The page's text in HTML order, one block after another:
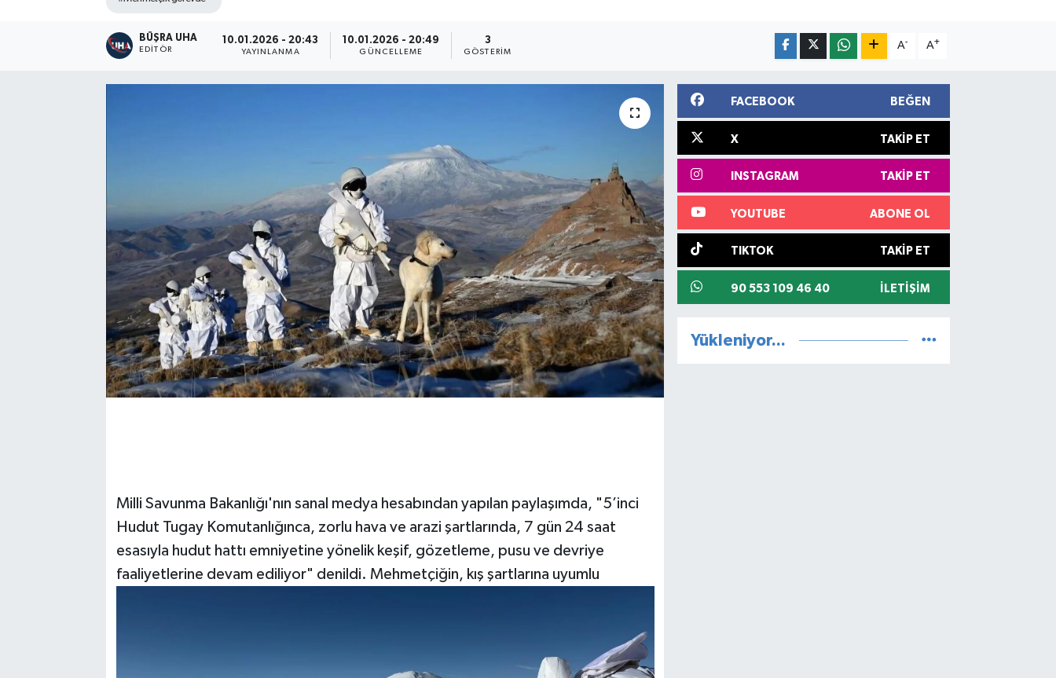
BÜŞRA UHA
EDITÖR
10.01.2026 - 20:43
YAYINLANMA
10.01.2026 - 20:49
GÜNCELLEME
3
GÖSTERIM
A- A+
Milli Savunma Bakanlığı'nın sanal medya hesabından yapılan paylaşımda, "5’inci
Hudut Tugay Komutanlığınca, zorlu hava ve arazi şartlarında, 7 gün 24 saat
esasıyla hudut hattı emniyetine yönelik keşif, gözetleme, pusu ve devriye
faaliyetlerine devam ediliyor" denildi. Mehmetçiğin, kış şartlarına uyumlu
FACEBOOK BEĞEN
X TAKIP ET
INSTAGRAM TAKIP ET
YOUTUBE ABONE OL
TIKTOK TAKIP ET
90 553 109 46 40 İLETIŞIM
Yükleniyor...